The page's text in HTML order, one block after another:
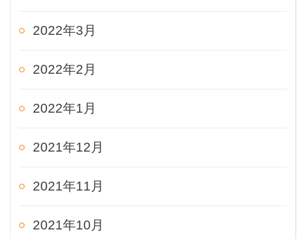
2022年3月
2022年2月
2022年1月
2021年12月
2021年11月
2021年10月